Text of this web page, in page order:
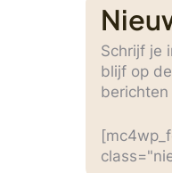
Schrijf je
blijf op
berichten